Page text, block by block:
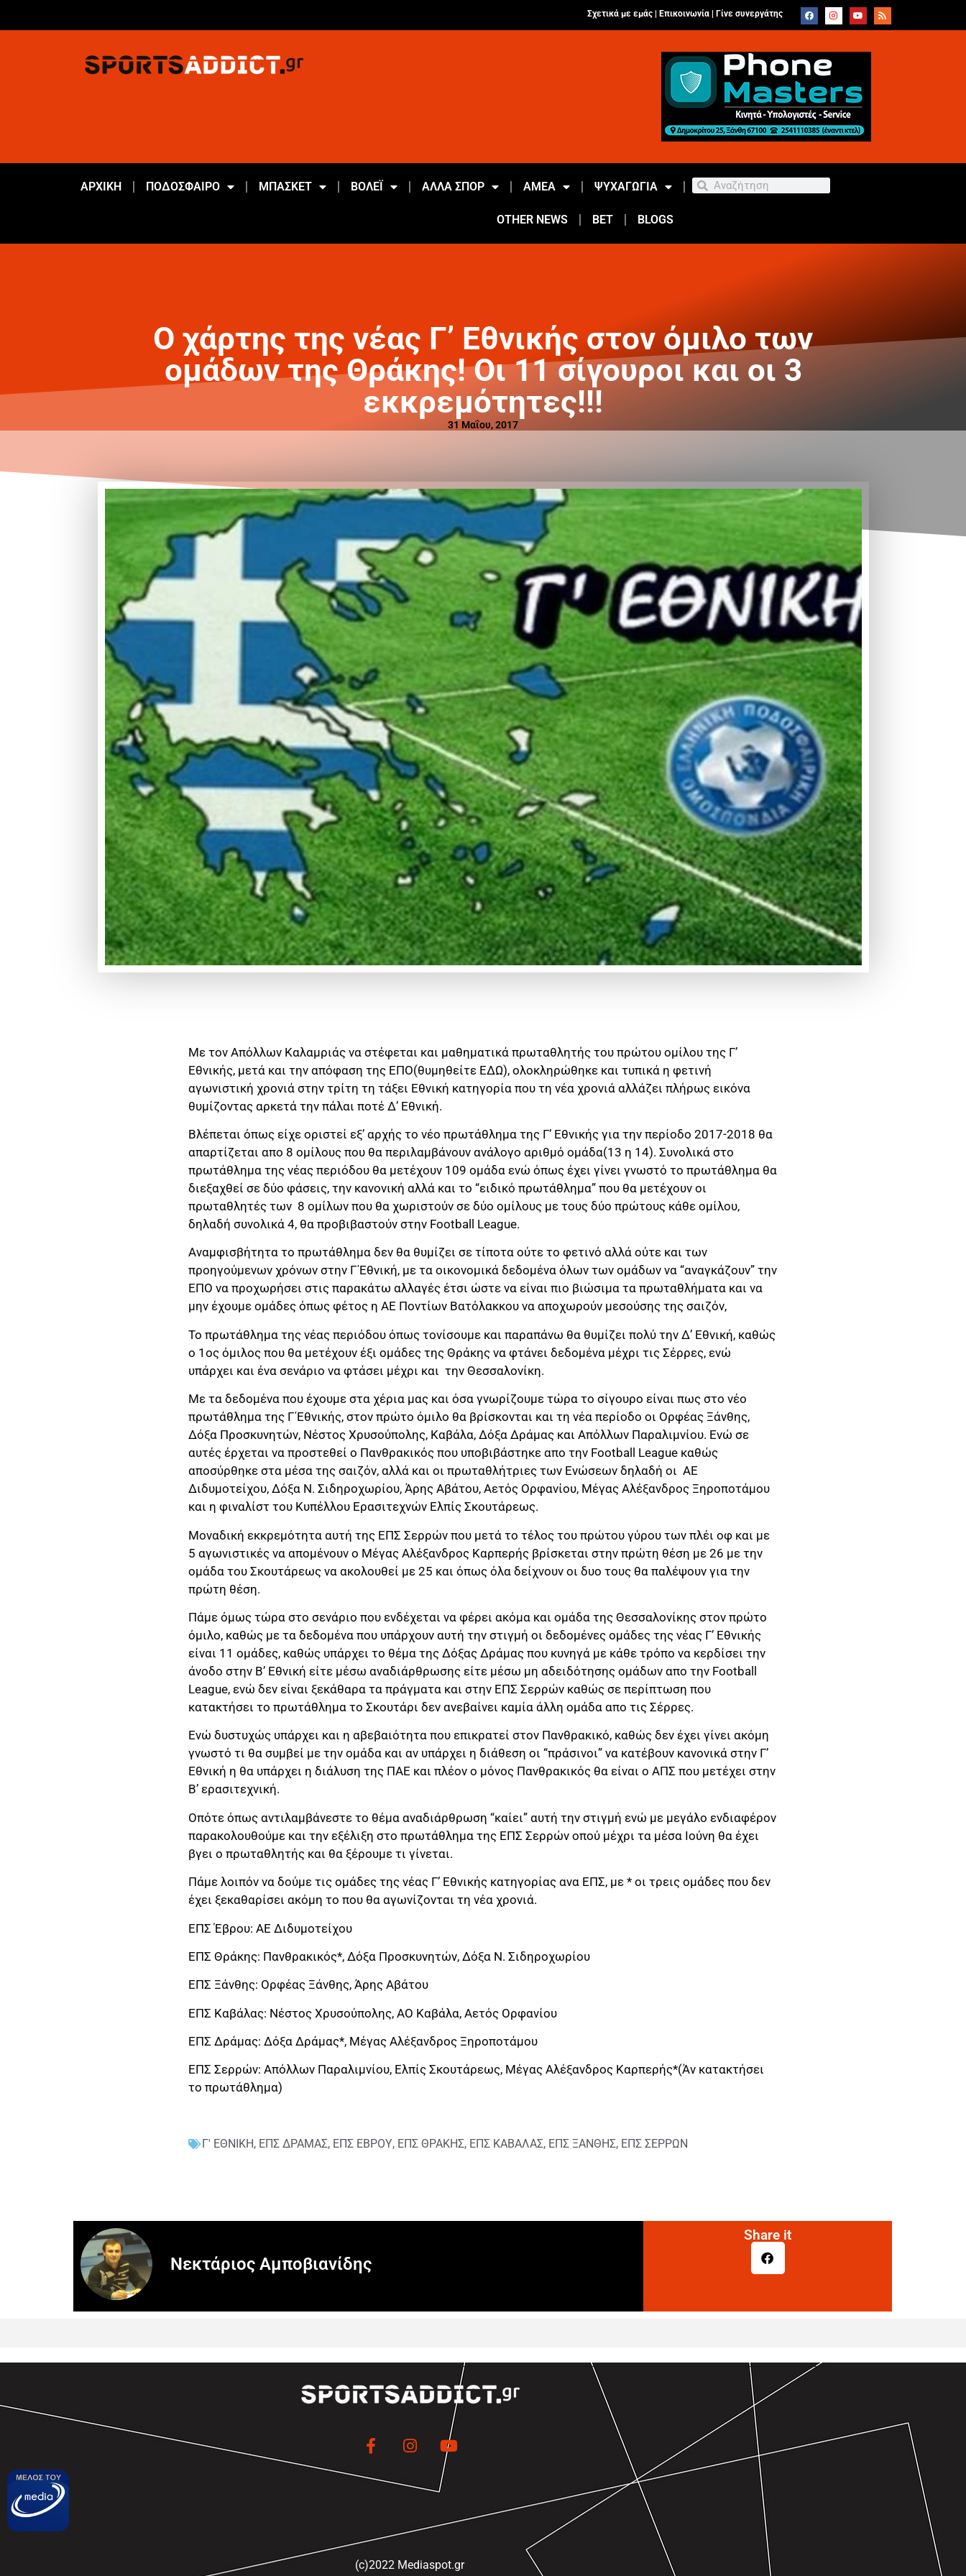
Σχετικά με εμάς | Επικοινωνία Γίνε συνεργάτης
ΑΡΧΙΚΗ ΠΟΔΟΣΦΑΙΡΟ ΜΠΑΣΚΕΤ ΒΟΛΕΪ ΑΛΛΑ ΣΠΟΡ ΑΜΕΑ ΨΥΧΑΓΩΓΙΑ
OTHER NEWS BET BLOGS
Ο χάρτης της νέας Γ’ Εθνικής στον όμιλο των
ομάδων της Θράκης! Οι 11 σίγουροι και οι 3
εκκρεμότητες!!!
31 Μαΐου, 2017
Με τον Απόλλων Καλαμριάς να στέφεται και μαθηματικά πρωταθλητής του πρώτου ομίλου της Γ’
Εθνικής, μετά και την απόφαση της ΕΠΟ(θυμηθείτε ΕΔΩ), ολοκληρώθηκε και τυπικά η φετινή
αγωνιστική χρονιά στην τρίτη τη τάξει Εθνική κατηγορία που τη νέα χρονιά αλλάζει πλήρως εικόνα
θυμίζοντας αρκετά την πάλαι ποτέ Δ’ Εθνική.
Βλέπεται όπως είχε οριστεί εξ’ αρχής το νέο πρωτάθλημα της Γ’ Εθνικής για την περίοδο 2017-2018 θα
απαρτίζεται απο 8 ομίλους που θα περιλαμβάνουν ανάλογο αριθμό ομάδα(13 η 14). Συνολικά στο
πρωτάθλημα της νέας περιόδου θα μετέχουν 109 ομάδα ενώ όπως έχει γίνει γνωστό το πρωτάθλημα θα
διεξαχθεί σε δύο φάσεις, την κανονική αλλά και το “ειδικό πρωτάθλημα” που θα μετέχουν οι
πρωταθλητές των 8 ομίλων που θα χωριστούν σε δύο ομίλους με τους δύο πρώτους κάθε ομίλου,
δηλαδή συνολικά 4, θα προβιβαστούν στην Football League.
Αναμφισβήτητα το πρωτάθλημα δεν θα θυμίζει σε τίποτα ούτε το φετινό αλλά ούτε και των
προηγούμενων χρόνων στην Γ΄Εθνική, με τα οικονομικά δεδομένα όλων των ομάδων να “αναγκάζουν” την
ΕΠΟ να προχωρήσει στις παρακάτω αλλαγές έτσι ώστε να είναι πιο βιώσιμα τα πρωταθλήματα και να
μην έχουμε ομάδες όπως φέτος η ΑΕ Ποντίων Βατόλακκου να αποχωρούν μεσούσης της σαιζόν,
Το πρωτάθλημα της νέας περιόδου όπως τονίσουμε και παραπάνω θα θυμίζει πολύ την Δ’ Εθνική, καθώς
ο 1ος όμιλος που θα μετέχουν έξι ομάδες της Θράκης να φτάνει δεδομένα μέχρι τις Σέρρες, ενώ
υπάρχει και ένα σενάριο να φτάσει μέχρι και την Θεσσαλονίκη.
Με τα δεδομένα που έχουμε στα χέρια μας και όσα γνωρίζουμε τώρα το σίγουρο είναι πως στο νέο
πρωτάθλημα της Γ΄Εθνικής, στον πρώτο όμιλο θα βρίσκονται και τη νέα περίοδο οι Ορφέας Ξάνθης,
Δόξα Προσκυνητών, Νέστος Χρυσούπολης, Καβάλα, Δόξα Δράμας και Απόλλων Παραλιμνίου. Ενώ σε
αυτές έρχεται να προστεθεί ο Πανθρακικός που υποβιβάστηκε απο την Football League καθώς
αποσύρθηκε στα μέσα της σαιζόν, αλλά και οι πρωταθλήτριες των Ενώσεων δηλαδή οι ΑΕ
Διδυμοτείχου, Δόξα Ν. Σιδηροχωρίου, Άρης Αβάτου, Αετός Ορφανίου, Μέγας Αλέξανδρος Ξηροποτάμου
και η φιναλίστ του Κυπέλλου Ερασιτεχνών Ελπίς Σκουτάρεως.
Μοναδική εκκρεμότητα αυτή της ΕΠΣ Σερρών που μετά το τέλος του πρώτου γύρου των πλέι οφ και με
5 αγωνιστικές να απομένουν ο Μέγας Αλέξανδρος Καρπερής βρίσκεται στην πρώτη θέση με 26 με την
ομάδα του Σκουτάρεως να ακολουθεί με 25 και όπως όλα δείχνουν οι δυο τους θα παλέψουν για την
πρώτη θέση.
Πάμε όμως τώρα στο σενάριο που ενδέχεται να φέρει ακόμα και ομάδα της Θεσσαλονίκης στον πρώτο
όμιλο, καθώς με τα δεδομένα που υπάρχουν αυτή την στιγμή οι δεδομένες ομάδες της νέας Γ’ Εθνικής
είναι 11 ομάδες, καθώς υπάρχει το θέμα της Δόξας Δράμας που κυνηγά με κάθε τρόπο να κερδίσει την
άνοδο στην Β’ Εθνική είτε μέσω αναδιάρθρωσης είτε μέσω μη αδειδότησης ομάδων απο την Football
League, ενώ δεν είναι ξεκάθαρα τα πράγματα και στην ΕΠΣ Σερρών καθώς σε περίπτωση που
κατακτήσει το πρωτάθλημα το Σκουτάρι δεν ανεβαίνει καμία άλλη ομάδα απο τις Σέρρες.
Ενώ δυστυχώς υπάρχει και η αβεβαιότητα που επικρατεί στον Πανθρακικό, καθώς δεν έχει γίνει ακόμη
γνωστό τι θα συμβεί με την ομάδα και αν υπάρχει η διάθεση οι “πράσινοι” να κατέβουν κανονικά στην Γ’
Εθνική η θα υπάρχει η διάλυση της ΠΑΕ και πλέον ο μόνος Πανθρακικός θα είναι ο ΑΠΣ που μετέχει στην
Β’ ερασιτεχνική.
Οπότε όπως αντιλαμβάνεστε το θέμα αναδιάρθρωση “καίει” αυτή την στιγμή ενώ με μεγάλο ενδιαφέρον
παρακολουθούμε και την εξέλιξη στο πρωτάθλημα της ΕΠΣ Σερρών οπού μέχρι τα μέσα Ιούνη θα έχει
βγει ο πρωταθλητής και θα ξέρουμε τι γίνεται.
Πάμε λοιπόν να δούμε τις ομάδες της νέας Γ’ Εθνικής κατηγορίας ανα ΕΠΣ, με * οι τρεις ομάδες που δεν
έχει ξεκαθαρίσει ακόμη το που θα αγωνίζονται τη νέα χρονιά.
ΕΠΣ Έβρου: ΑΕ Διδυμοτείχου
ΕΠΣ Θράκης: Πανθρακικός*, Δόξα Προσκυνητών, Δόξα Ν. Σιδηροχωρίου
ΕΠΣ Ξάνθης: Ορφέας Ξάνθης, Άρης Αβάτου
ΕΠΣ Καβάλας: Νέστος Χρυσούπολης, ΑΟ Καβάλα, Αετός Ορφανίου
ΕΠΣ Δράμας: Δόξα Δράμας*, Μέγας Αλέξανδρος Ξηροποτάμου
ΕΠΣ Σερρών: Απόλλων Παραλιμνίου, Ελπίς Σκουτάρεως, Μέγας Αλέξανδρος Καρπερής*(Άν κατακτήσει
το πρωτάθλημα)
Γ' ΕΘΝΙΚΗ, ΕΠΣ ΔΡΑΜΑΣ, ΕΠΣ ΕΒΡΟΥ, ΕΠΣ ΘΡΑΚΗΣ, ΕΠΣ ΚΑΒΑΛΑΣ, ΕΠΣ ΞΑΝΘΗΣ, ΕΠΣ ΣΕΡΡΩΝ
Νεκτάριος Αμποβιανίδης
Share it
(c)2022 Mediaspot.gr